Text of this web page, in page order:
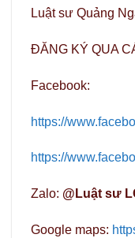
Luật sư Quảng
ĐĂNG KÝ QUA
Facebook:
https://
https://
Zalo: @Luật sư
Google maps: